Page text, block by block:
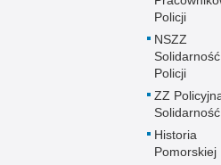
Policji
NSZZ
Solidarność
Policji
ZZ
Solidarność
Historia
Pomorskiej